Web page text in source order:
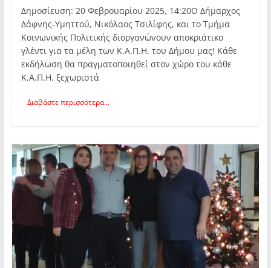
Δημοσίευση: 20 Φεβρουαρίου 2025, 14:20Ο Δήμαρχος
Δάφνης-Υμηττού, Νικόλαος Τσιλίφης, και το Τμήμα
Κοινωνικής Πολιτικής διοργανώνουν αποκριάτικο
γλέντι για τα μέλη των Κ.Α.Π.Η. του Δήμου μας! Κάθε
εκδήλωση θα πραγματοποιηθεί στον χώρο του κάθε
Κ.Α.Π.Η. ξεχωριστά
Διαβάστε περισσότερα...